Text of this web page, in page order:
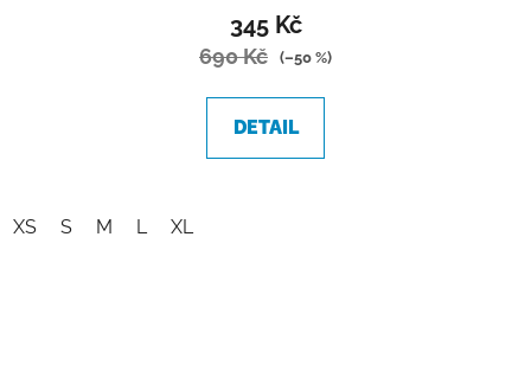
produktu
je
5
345 Kč
690 Kč (–50 %)
DETAIL
XS S M L XL